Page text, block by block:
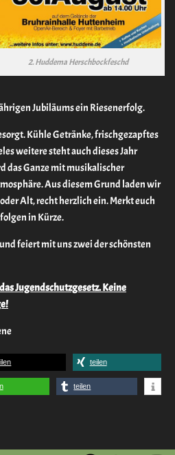
2. Huddema Herschbockfeschd
Jubiläums ein Riesenerfolg.
Kühle Getränke, frischgezapftes
weitere steht auch dieses Jahr
das Ganze mit musikalischer
Aus diesem Grund laden wir
Alt, recht herzlich ein. Merkt euch
in Kürze.
feiert mit uns zwei der schönsten
Jugendschutzgesetz. Keine
teilen
teilen